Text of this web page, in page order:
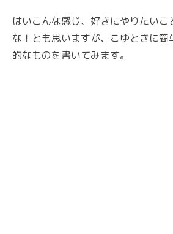
はいこんな感じ、好きにやりたいこ
な！とも思いますが、こゆときに簡
的なものを書いてみます。